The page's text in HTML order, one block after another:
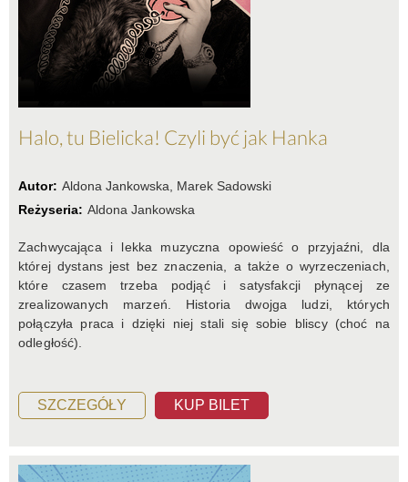
Halo, tu Bielicka! Czyli być jak Hanka
Autor: Aldona Jankowska, Marek Sadowski
Reżyseria: Aldona Jankowska
Zachwycająca i lekka muzyczna opowieść o przyjaźni, dla
której dystans jest bez znaczenia, a także o wyrzeczeniach,
które czasem trzeba podjąć i satysfakcji płynącej ze
zrealizowanych marzeń. Historia dwojga ludzi, których
połączyła praca i dzięki niej stali się sobie bliscy (choć na
odległość).
SZCZEGÓŁY KUP BILET